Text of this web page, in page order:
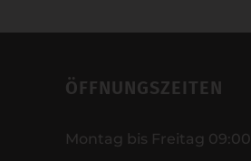
ÖFFNUNGSZEITEN
Montag bis Freitag 09:00